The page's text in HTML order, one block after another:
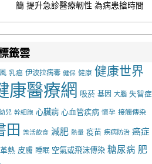
簡 提升急診醫療韌性 為病患搶時間
籤雲
乳癌 伊波拉病毒 健保 健康 健康世界
康醫療網 吸菸 基因 大腦 失智症
兒 幹細胞 心臟病 心血管疾病 懷孕 接觸傳染
田 樂活飲食 減肥 熱量 疫苗 疾病防治 癌症
熱 皮膚 睡眠 空氣或飛沫傳染 糖尿病 肥